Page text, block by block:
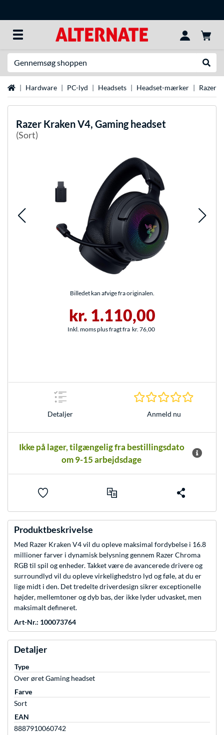
StartsideHardware PC-lyd Headsets Headset-mærker Razer-
Razer Kraken V4, Gaming headset
(Sort)
Billedet kan afvige fra originalen.
kr. 1.110,00
Inkl. moms plus fragt fra kr. 76,00
Detaljer Anmeld nu
Ikke på lager, tilgængelig fra bestillingsdato
om 9-15 arbejdsdage
Produktbeskrivelse
Med Razer Kraken V4 vil du opleve maksimal fordybelse i 16.8
millioner farver i dynamisk belysning gennem Razer Chroma
RGB til spil og enheder. Takket være de avancerede drivere og
surroundlyd vil du opleve virkelighedstro lyd og føle, at du er
lige midt i den. Det tredelte driverdesign sikrer exceptionelle
højder, mellemtoner og dyb bas, der ikke lyder udvasket, men
maksimalt defineret.
Art-Nr.: 100073764
Detaljer
Type
Over øret Gaming headset
Farve
Sort
EAN
8887910060742